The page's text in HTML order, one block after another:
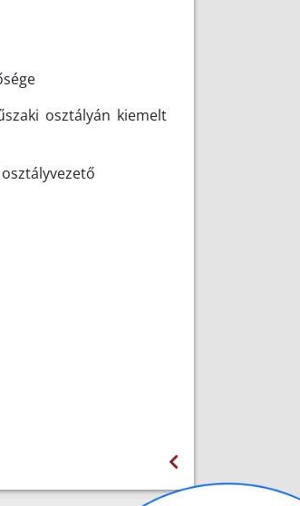
osztályán kiemelt